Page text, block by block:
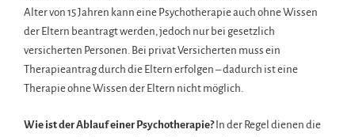
Alter von 15 Jahren kann eine Psychotherapie auch ohne Wissen
der Eltern beantragt werden, jedoch nur bei gesetzlich
versicherten Personen. Bei privat Versicherten muss ein
Therapieantrag durch die Eltern erfolgen – dadurch ist eine
Therapie ohne Wissen der Eltern nicht möglich.
Wie ist der Ablauf einer Psychotherapie?In der Regel dienen die